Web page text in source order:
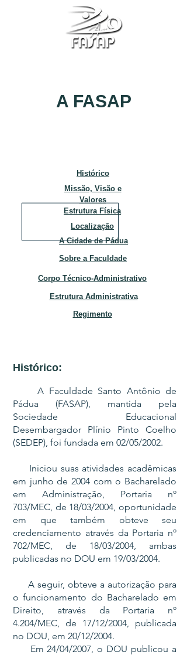
A FASAP
Corpo Técnico-Administrativo
Sobre a Faculdade
Estrutura Administrativa
Regimento
A Cidade de Pádua
Localização
Estrutura Física
Histórico
Missão, Visão e
Valores
Histórico:
A Faculdade Santo Antônio de
Pádua (FASAP), mantida pela
Sociedade Educacional
Desembargador Plínio Pinto Coelho
(SEDEP), foi fundada em 02/05/2002.
Iniciou suas atividades acadêmicas
em junho de 2004 com o Bacharelado
em Administração, Portaria nº
703/MEC, de 18/03/2004, oportunidade
em que também obteve seu
credenciamento através da Portaria nº
702/MEC, de 18/03/2004, ambas
publicadas no DOU em 19/03/2004.
A seguir, obteve a autorização para
o funcionamento do Bacharelado em
Direito, através da Portaria nº
4.204/MEC, de 17/12/2004, publicada
no DOU, em 20/12/2004.
Em 24/04/2007, o DOU publicou a